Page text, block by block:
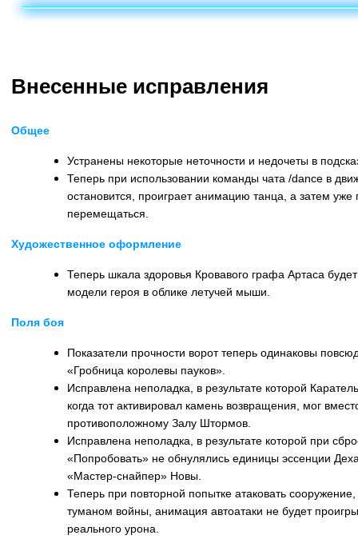
Внесенные исправления
Общее
Устранены некоторые неточности и недочеты в
Теперь при использовании команды чата /dance в
остановится, проиграет анимацию танца, а затем уже
перемещаться.
Художественное оформление
Теперь шкала здоровья Кровавого графа Артаса
модели героя в облике летучей мыши.
Поля боя
Показатели прочности ворот теперь одинаковы
«Гробница королевы пауков».
Исправлена неполадка, в результате которой
когда тот активировал камень возвращения, мог
противоположному Залу Штормов.
Исправлена неполадка, в результате которой при
«Попробовать» не обнулялись единицы эссенции
«Мастер-снайпер» Новы.
Теперь при повторной попытке атаковать
туманом войны, анимация автоатаки не будет
реального урона.